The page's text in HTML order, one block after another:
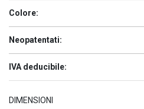
Colore:
Neopatentati:
IVA deducibile:
DIMENSIONI